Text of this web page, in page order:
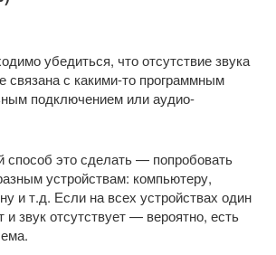
убедиться, что отсутствие звука
связана с какими-то программным
подключением или аудио-
способ это сделать — попробовать
устройствам: компьютеру,
и т.д. Если на всех устройствах один
и звук отсутствует — вероятно, есть